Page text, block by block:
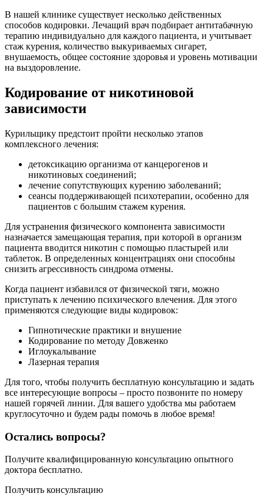
В нашей клинике существует несколько действенных
способов кодировки. Лечащий врач подбирает антитабачную
терапию индивидуально для каждого пациента, и учитывает
стаж курения, количество выкуриваемых сигарет,
внушаемость, общее состояние здоровья и уровень мотивации
на выздоровление.
Кодирование от никотиновой
зависимости
Курильщику предстоит пройти несколько этапов
комплексного лечения:
детоксикацию организма от канцерогенов и
никотиновых соединений;
лечение сопутствующих курению заболеваний;
сеансы поддерживающей психотерапии, особенно для
пациентов с большим стажем курения.
Для устранения физического компонента зависимости
назначается замещающая терапия, при которой в организм
пациента вводится никотин с помощью пластырей или
таблеток. В определенных концентрациях они способны
снизить агрессивность синдрома отмены.
Когда пациент избавился от физической тяги, можно
приступать к лечению психического влечения. Для этого
применяются следующие виды кодировок:
Гипнотические практики и внушение
Кодирование по методу Довженко
Иглоукалывание
Лазерная терапия
Для того, чтобы получить бесплатную консультацию и задать
все интересующие вопросы – просто позвоните по номеру
нашей горячей линии. Для вашего удобства мы работаем
круглосуточно и будем рады помочь в любое время!
Остались вопросы?
Получите квалифицированную консультацию опытного
доктора бесплатно.
Получить консультацию